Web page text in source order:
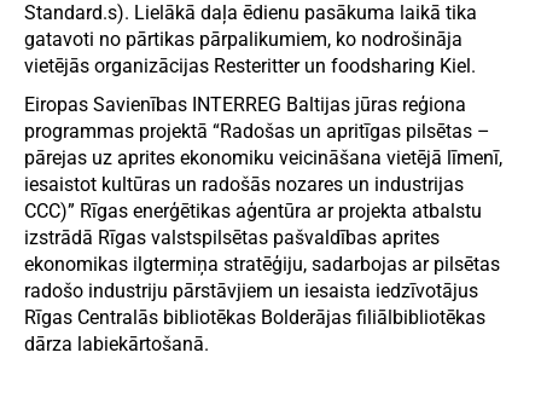
Standard.s). Lielākā daļa ēdienu pasākuma laikā tika
gatavoti no pārtikas pārpalikumiem, ko nodrošināja
vietējās organizācijas Resteritter un foodsharing Kiel.
Eiropas Savienības INTERREG Baltijas jūras reģiona
programmas projektā “Radošas un apritīgas pilsētas –
pārejas uz aprites ekonomiku veicināšana vietējā līmenī,
iesaistot kultūras un radošās nozares un industrijas
CCC)” Rīgas enerģētikas aģentūra ar projekta atbalstu
izstrādā Rīgas valstspilsētas pašvaldības aprites
ekonomikas ilgtermiņa stratēģiju, sadarbojas ar pilsētas
radošo industriju pārstāvjiem un iesaista iedzīvotājus
Rīgas Centralās bibliotēkas Bolderājas filiālbibliotēkas
dārza labiekārtošanā.